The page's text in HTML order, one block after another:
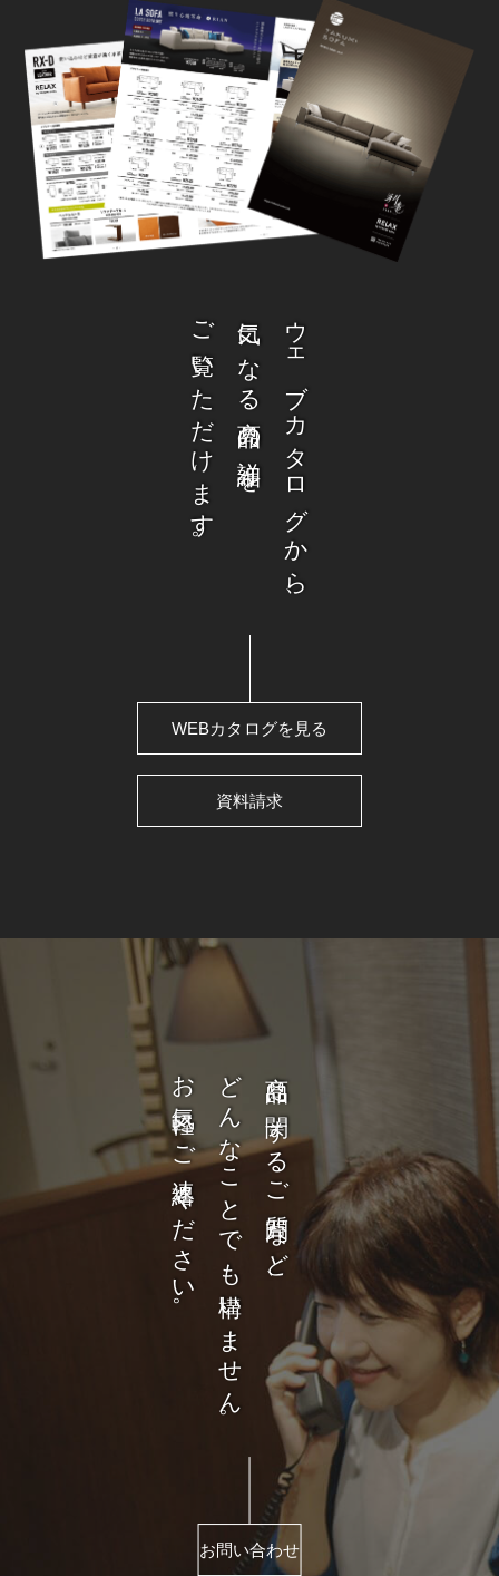
ウェブカタログから、
気になる商品の詳細を
ご覧いただけます。
WEBカタログを見る
資料請求
商品に関するご質問など、
どんなことでも構いません。
お気軽にご連絡ください。
お問い合わせ